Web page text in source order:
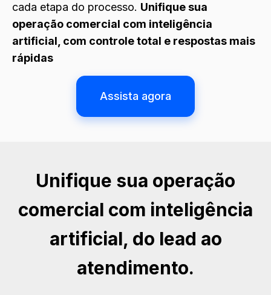
cada etapa do processo. Unifique sua
operação comercial com inteligência
artificial, com controle total e respostas mais
rápidas
Assista agora
Unifique sua operação
comercial com inteligência
artificial, do lead ao
atendimento.